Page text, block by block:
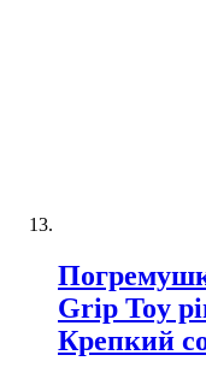
Grip Toy
Крепкий